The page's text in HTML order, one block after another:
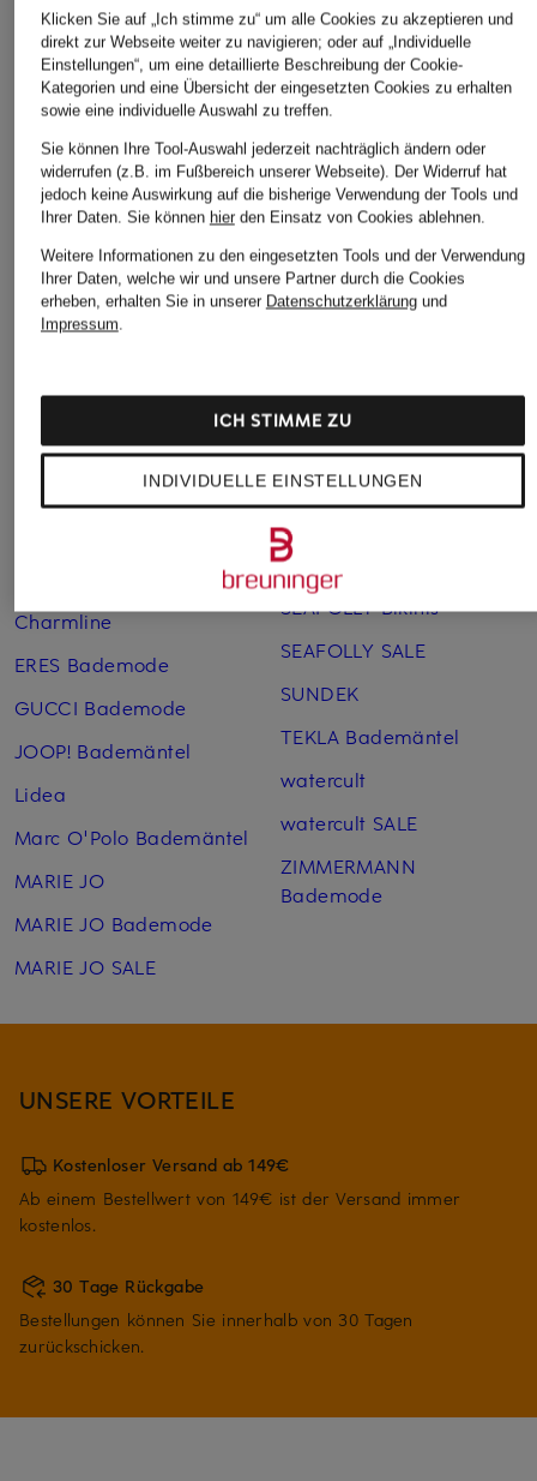
Ursprünglich: 59,95
Weitere Kategorien
VILEBREQUIN Badehosen
VILEBREQUIN Shopper
VILEBREQUIN
Strandtaschen
BOSS Badeshorts
BURBERRY Badehosen
Charmline
ERES Bademode
GUCCI Bademode
JOOP! Bademäntel
Lidea
Marc O'Polo Bademäntel
MARIE JO
MARIE JO Bademode
MARIE JO SALE
MARYAN MEHLHORN
MYMARINI
POLO RALPH LAUREN
SEAFOLLY
SEAFOLLY Bikinis
SEAFOLLY SALE
SUNDEK
TEKLA Bademäntel
watercult
watercult SALE
ZIMMERMANN
Bademode
UNSERE VORTEILE
Kostenloser Versand ab 149€
Ab einem Bestellwert von 149€ ist der Versand immer
kostenlos.
30 Tage Rückgabe
Bestellungen können Sie innerhalb von 30 Tagen
zurückschicken.
Klicken Sie auf „Ich stimme zu“ um alle Cookies zu akzeptieren und
direkt zur Webseite weiter zu navigieren; oder auf „Individuelle
Einstellungen“, um eine detaillierte Beschreibung der Cookie-
Kategorien und eine Übersicht der eingesetzten Cookies zu erhalten
sowie eine individuelle Auswahl zu treffen.
Sie können Ihre Tool-Auswahl jederzeit nachträglich ändern oder
widerrufen (z.B. im Fußbereich unserer Webseite). Der Widerruf hat
jedoch keine Auswirkung auf die bisherige Verwendung der Tools und
Ihrer Daten. Sie können hierden Einsatz von Cookies ablehnen.
Weitere Informationen zu den eingesetzten Tools und der Verwendung
Ihrer Daten, welche wir und unsere Partner durch die Cookies
erheben, erhalten Sie in unserer Datenschutzerklärungund
Impressum.
INDIVIDUELLE EINSTELLUNGEN
ICH STIMME ZU